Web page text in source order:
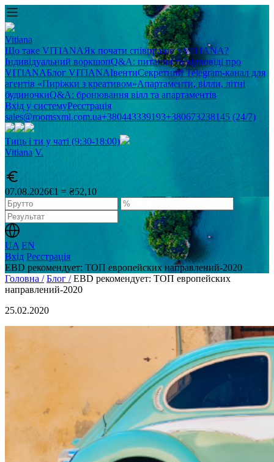
Vitiana
Що таке VITIANAЯк почати співпрацю з VITIANA?
Індивідуальний воркшопQ&A: питання та відповіді про
VITIANAБлог VITIANAІвентиСекретний Telegram-канал для
агентів «Пиріжки з креативом»Апартаменти, вілли, літні
будиночкиQ&A: бронювання вілл та апартаментів
Вхід у системуРеєстрація
sales@roomsxml.com.ua+380443339193+380673238145 (24/7)
Тиць і ти у чаті (9:30-18:00)
Vitiana V.
07.08.2026€1 = ₴52,10
UA EN
Вхід Реєстрація
EBD рекомендует: ТОП европейских направлений-2020
Головна / Блог / EBD рекомендует: ТОП европейских
направлений-2020
25.02.2020